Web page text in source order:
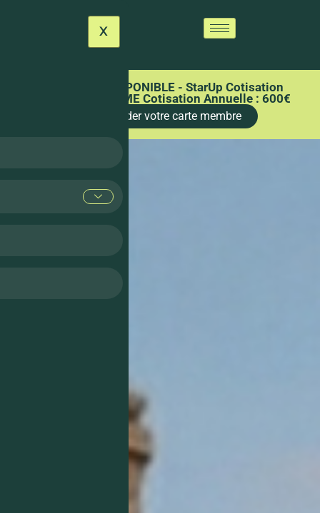
X
CARTE MEMBRE DISPONIBLE - StarUp Cotisation
Annuelle : 300€ et PME Cotisation Annuelle : 600€
Commander votre carte membre